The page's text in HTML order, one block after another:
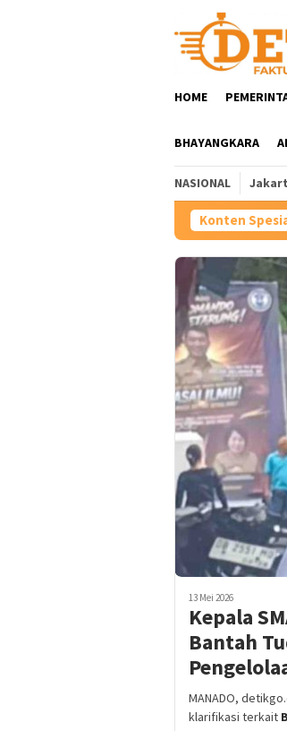
HOME
BHAYANGKARA
NASIONAL
Konten
Hartini Ngadiorejo Pacu
13 Mei 2026
Kepala
Bantah
MANADO,
klarifikasi terkait